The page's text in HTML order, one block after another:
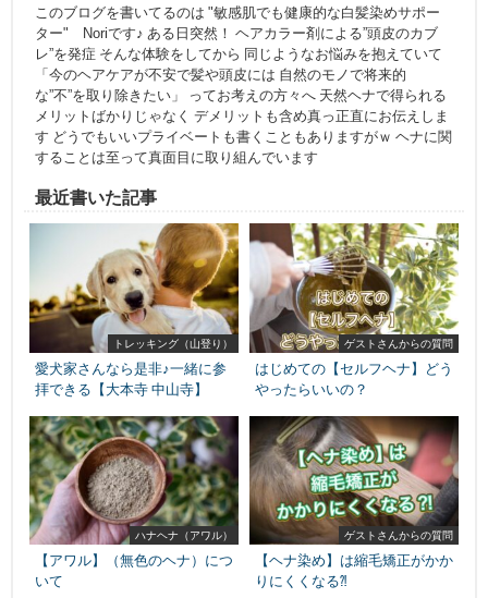
このブログを書いてるのは "敏感肌でも健康的な白髪染めサポー
ター" Noriです♪ ある日突然！ ヘアカラー剤による”頭皮のカブ
レ”を発症 そんな体験をしてから 同じようなお悩みを抱えていて
「今のヘアケアが不安で髪や頭皮には 自然のモノで将来的
な”不”を取り除きたい」 ってお考えの方々へ 天然ヘナで得られる
メリットばかりじゃなく デメリットも含め真っ正直にお伝えしま
す どうでもいいプライベートも書くこともありますがｗ ヘナに関
することは至って真面目に取り組んでいます
最近書いた記事
トレッキング（山登り）
愛犬家さんなら是非♪一緒に参
拝できる【大本寺 中山寺】
ゲストさんからの質問
はじめての【セルフヘナ】どう
やったらいいの？
ハナヘナ（アワル）
【アワル】（無色のヘナ）につ
いて
ゲストさんからの質問
【ヘナ染め】は縮毛矯正がかか
りにくくなる⁈